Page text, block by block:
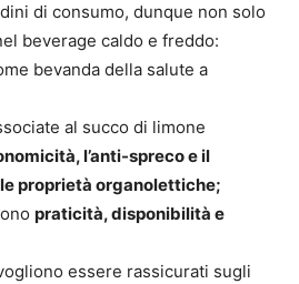
di consumo, dunque non solo
beverage caldo e freddo:
bevanda della salute a
al succo di limone
l’anti-spreco e il
proprietà organolettiche;
praticità, disponibilità e
essere rassicurati sugli